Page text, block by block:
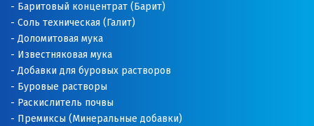
Баритовый концентрат (Барит)
Соль техническая (Галит)
Доломитовая мука
Известняковая мука
Добавки для буровых растворов
Буровые растворы
Раскислитель почвы
Премиксы (Минеральные добавки)